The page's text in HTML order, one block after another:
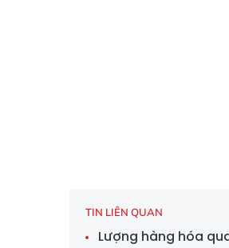
TIN LIÊN QUAN
Lượng hàng hóa